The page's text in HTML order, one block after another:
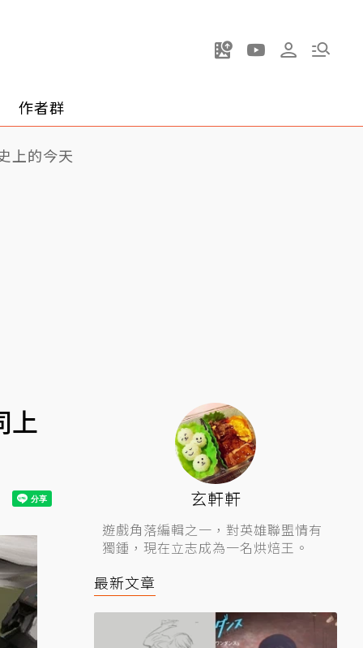
作者群
上的今天
上
玄軒軒
遊戲角落編輯之一，對英雄聯盟情有
獨鍾，現在立志成為一名烘焙王。
最新文章